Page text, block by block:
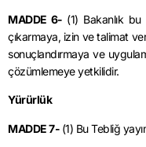
MADDE 6- (1) Bakanlık
çıkarmaya, izin ve talimat
sonuçlandırmaya ve
çözümlemeye yetkilidir.
Yürürlük
MADDE 7- (1) Bu Tebliğ